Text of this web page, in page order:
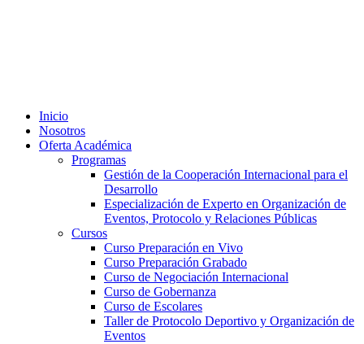
Inicio
Nosotros
Oferta Académica
Programas
Gestión de la Cooperación Internacional para el
Desarrollo
Especialización de Experto en Organización de
Eventos, Protocolo y Relaciones Públicas
Cursos
Curso Preparación en Vivo
Curso Preparación Grabado
Curso de Negociación Internacional
Curso de Gobernanza
Curso de Escolares
Taller de Protocolo Deportivo y Organización de
Eventos